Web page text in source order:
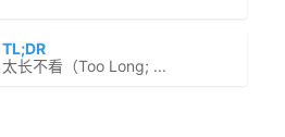
TL;DR
太长不看（Too Long; ...